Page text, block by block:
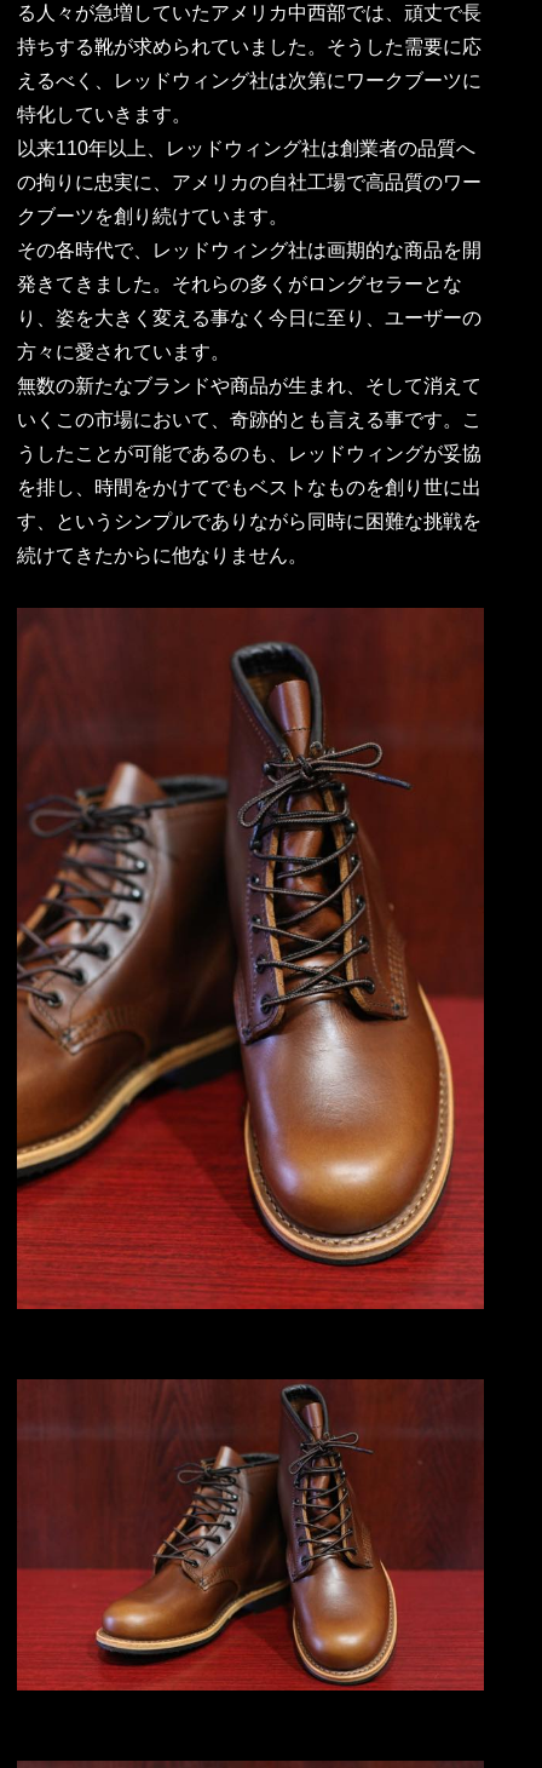
る人々が急増していたアメリカ中西部では、頑丈で長
持ちする靴が求められていました。そうした需要に応
えるべく、レッドウィング社は次第にワークブーツに
特化していきます。
以来110年以上、レッドウィング社は創業者の品質へ
の拘りに忠実に、アメリカの自社工場で高品質のワー
クブーツを創り続けています。
その各時代で、レッドウィング社は画期的な商品を開
発きてきました。それらの多くがロングセラーとな
り、姿を大きく変える事なく今日に至り、ユーザーの
方々に愛されています。
無数の新たなブランドや商品が生まれ、そして消えて
いくこの市場において、奇跡的とも言える事です。こ
うしたことが可能であるのも、レッドウィングが妥協
を排し、時間をかけてでもベストなものを創り世に出
す、というシンプルでありながら同時に困難な挑戦を
続けてきたからに他なりません。